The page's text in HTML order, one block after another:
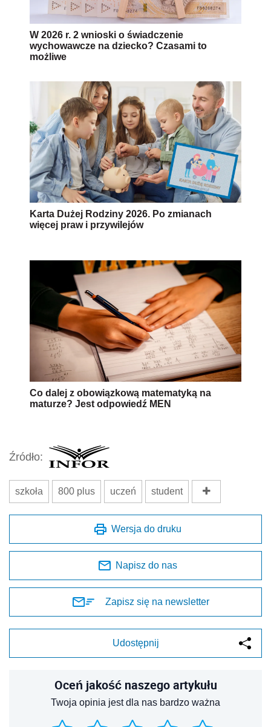
W 2026 r. 2 wnioski o świadczenie
wychowawcze na dziecko? Czasami to
możliwe
Karta Dużej Rodziny 2026. Po zmianach
więcej praw i przywilejów
Co dalej z obowiązkową matematyką na
maturze? Jest odpowiedź MEN
Źródło:
szkoła 800 plus uczeń student
Wersja do druku
Napisz do nas
Zapisz się na newsletter
Udostępnij
Oceń jakość naszego artykułu
Twoja opinia jest dla nas bardzo ważna